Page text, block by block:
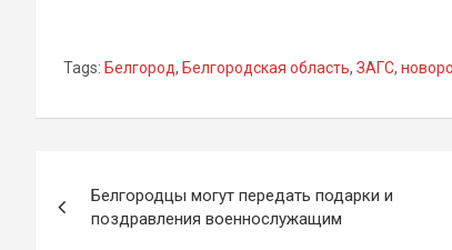
Tags: Белгород, Белгородская область, ЗАГС,
по
Белгородцы могут передать подарки и
поздравления военнослужащим